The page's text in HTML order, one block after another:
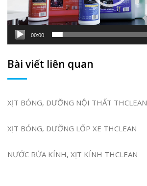
00:00
Bài viết liên quan
XỊT BÓNG, DƯỠNG NỘI THẤT THCLEAN
XỊT BÓNG, DƯỠNG LỐP XE THCLEAN
NƯỚC RỬA KÍNH, XỊT KÍNH THCLEAN